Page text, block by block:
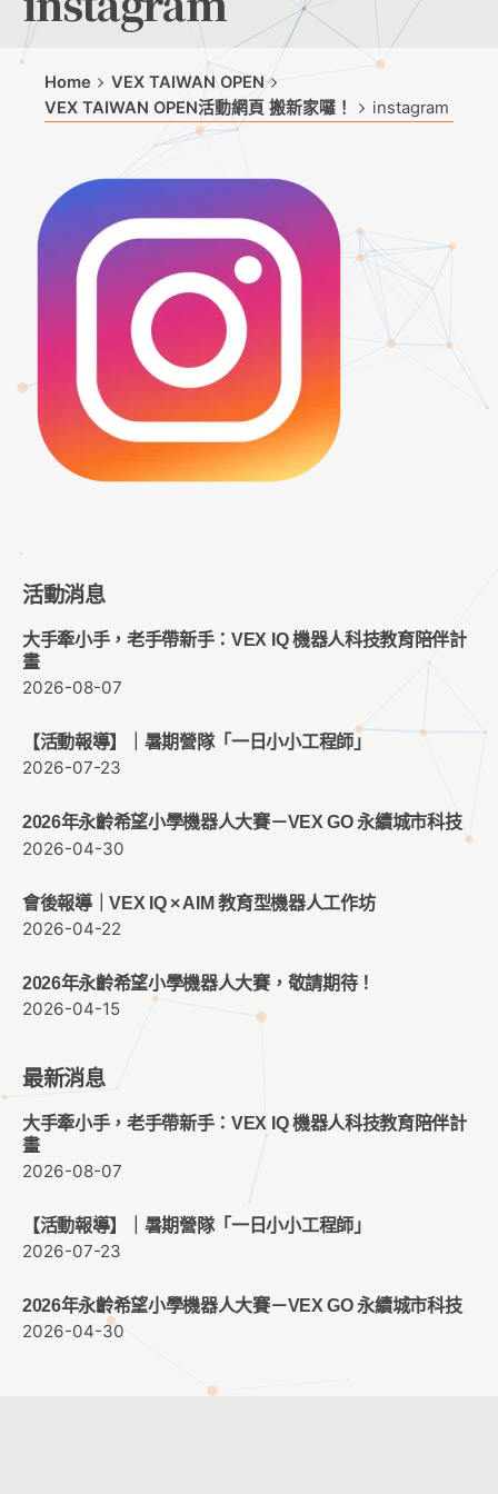
Home
VEX TAIWAN OPEN
VEX TAIWAN OPEN活動網頁 搬新家囉！
instagram
活動消息
大手牽小手，老手帶新手：VEX IQ 機器人科技教育陪伴計
畫
2026-08-07
【活動報導】｜暑期營隊「一日小小工程師」
2026-07-23
2026年永齡希望小學機器人大賽－VEX GO 永續城市科技
2026-04-30
會後報導｜VEX IQ × AIM 教育型機器人工作坊
2026-04-22
2026年永齡希望小學機器人大賽，敬請期待！
2026-04-15
最新消息
大手牽小手，老手帶新手：VEX IQ 機器人科技教育陪伴計
畫
2026-08-07
【活動報導】｜暑期營隊「一日小小工程師」
2026-07-23
2026年永齡希望小學機器人大賽－VEX GO 永續城市科技
2026-04-30